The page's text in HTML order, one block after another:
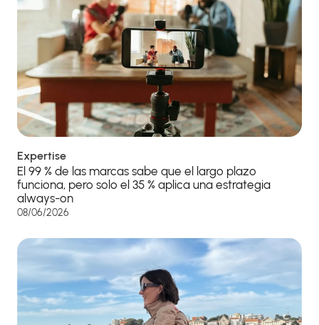
Expertise
El 99 % de las marcas sabe que el largo plazo
funciona, pero solo el 35 % aplica una estrategia
always-on
08/06/2026